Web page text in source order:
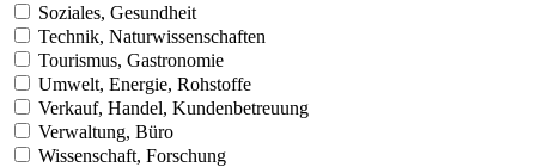
Soziales, Gesundheit
Technik, Naturwissenschaften
Tourismus, Gastronomie
Umwelt, Energie, Rohstoffe
Verkauf, Handel, Kundenbetreuung
Verwaltung, Büro
Wissenschaft, Forschung